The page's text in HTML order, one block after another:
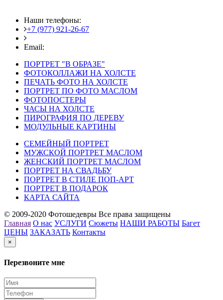
Наши телефоны:
+7 (977) 921-26-67
Email:
ПОРТРЕТ "В ОБРАЗЕ"
ФОТОКОЛЛАЖИ НА ХОЛСТЕ
ПЕЧАТЬ ФОТО НА ХОЛСТЕ
ПОРТРЕТ ПО ФОТО МАСЛОМ
ФОТОПОСТЕРЫ
ЧАСЫ НА ХОЛСТЕ
ПИРОГРАФИЯ ПО ДЕРЕВУ
МОДУЛЬНЫЕ КАРТИНЫ
СЕМЕЙНЫЙ ПОРТРЕТ
МУЖСКОЙ ПОРТРЕТ МАСЛОМ
ЖЕНСКИЙ ПОРТРЕТ МАСЛОМ
ПОРТРЕТ НА СВАДЬБУ
ПОРТРЕТ В СТИЛЕ ПОП-АРТ
ПОРТРЕТ В ПОДАРОК
КАРТА САЙТА
© 2009-2020 Фотошедевры Все права защищены
Главная О нас УСЛУГИ Сюжеты НАШИ РАБОТЫ Багет
ЦЕНЫ ЗАКАЗАТЬ Контакты
×
Перезвоните мне